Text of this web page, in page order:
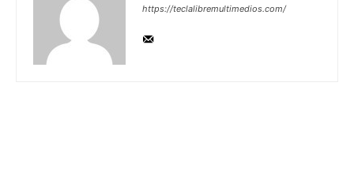
https://teclalibremultimedios.com/